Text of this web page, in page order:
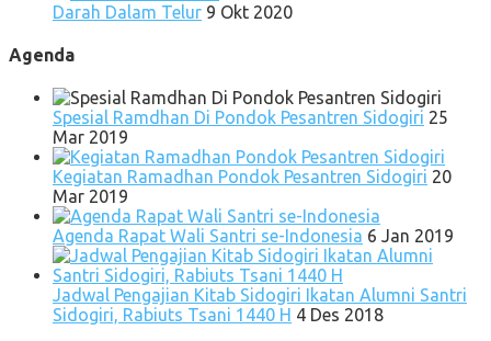
Darah Dalam Telur 9 Okt 2020
Agenda
Spesial Ramdhan Di Pondok Pesantren Sidogiri 25
Mar 2019
Kegiatan Ramadhan Pondok Pesantren Sidogiri 20
Mar 2019
Agenda Rapat Wali Santri se-Indonesia 6 Jan 2019
Jadwal Pengajian Kitab Sidogiri Ikatan Alumni Santri
Sidogiri, Rabiuts Tsani 1440 H 4 Des 2018